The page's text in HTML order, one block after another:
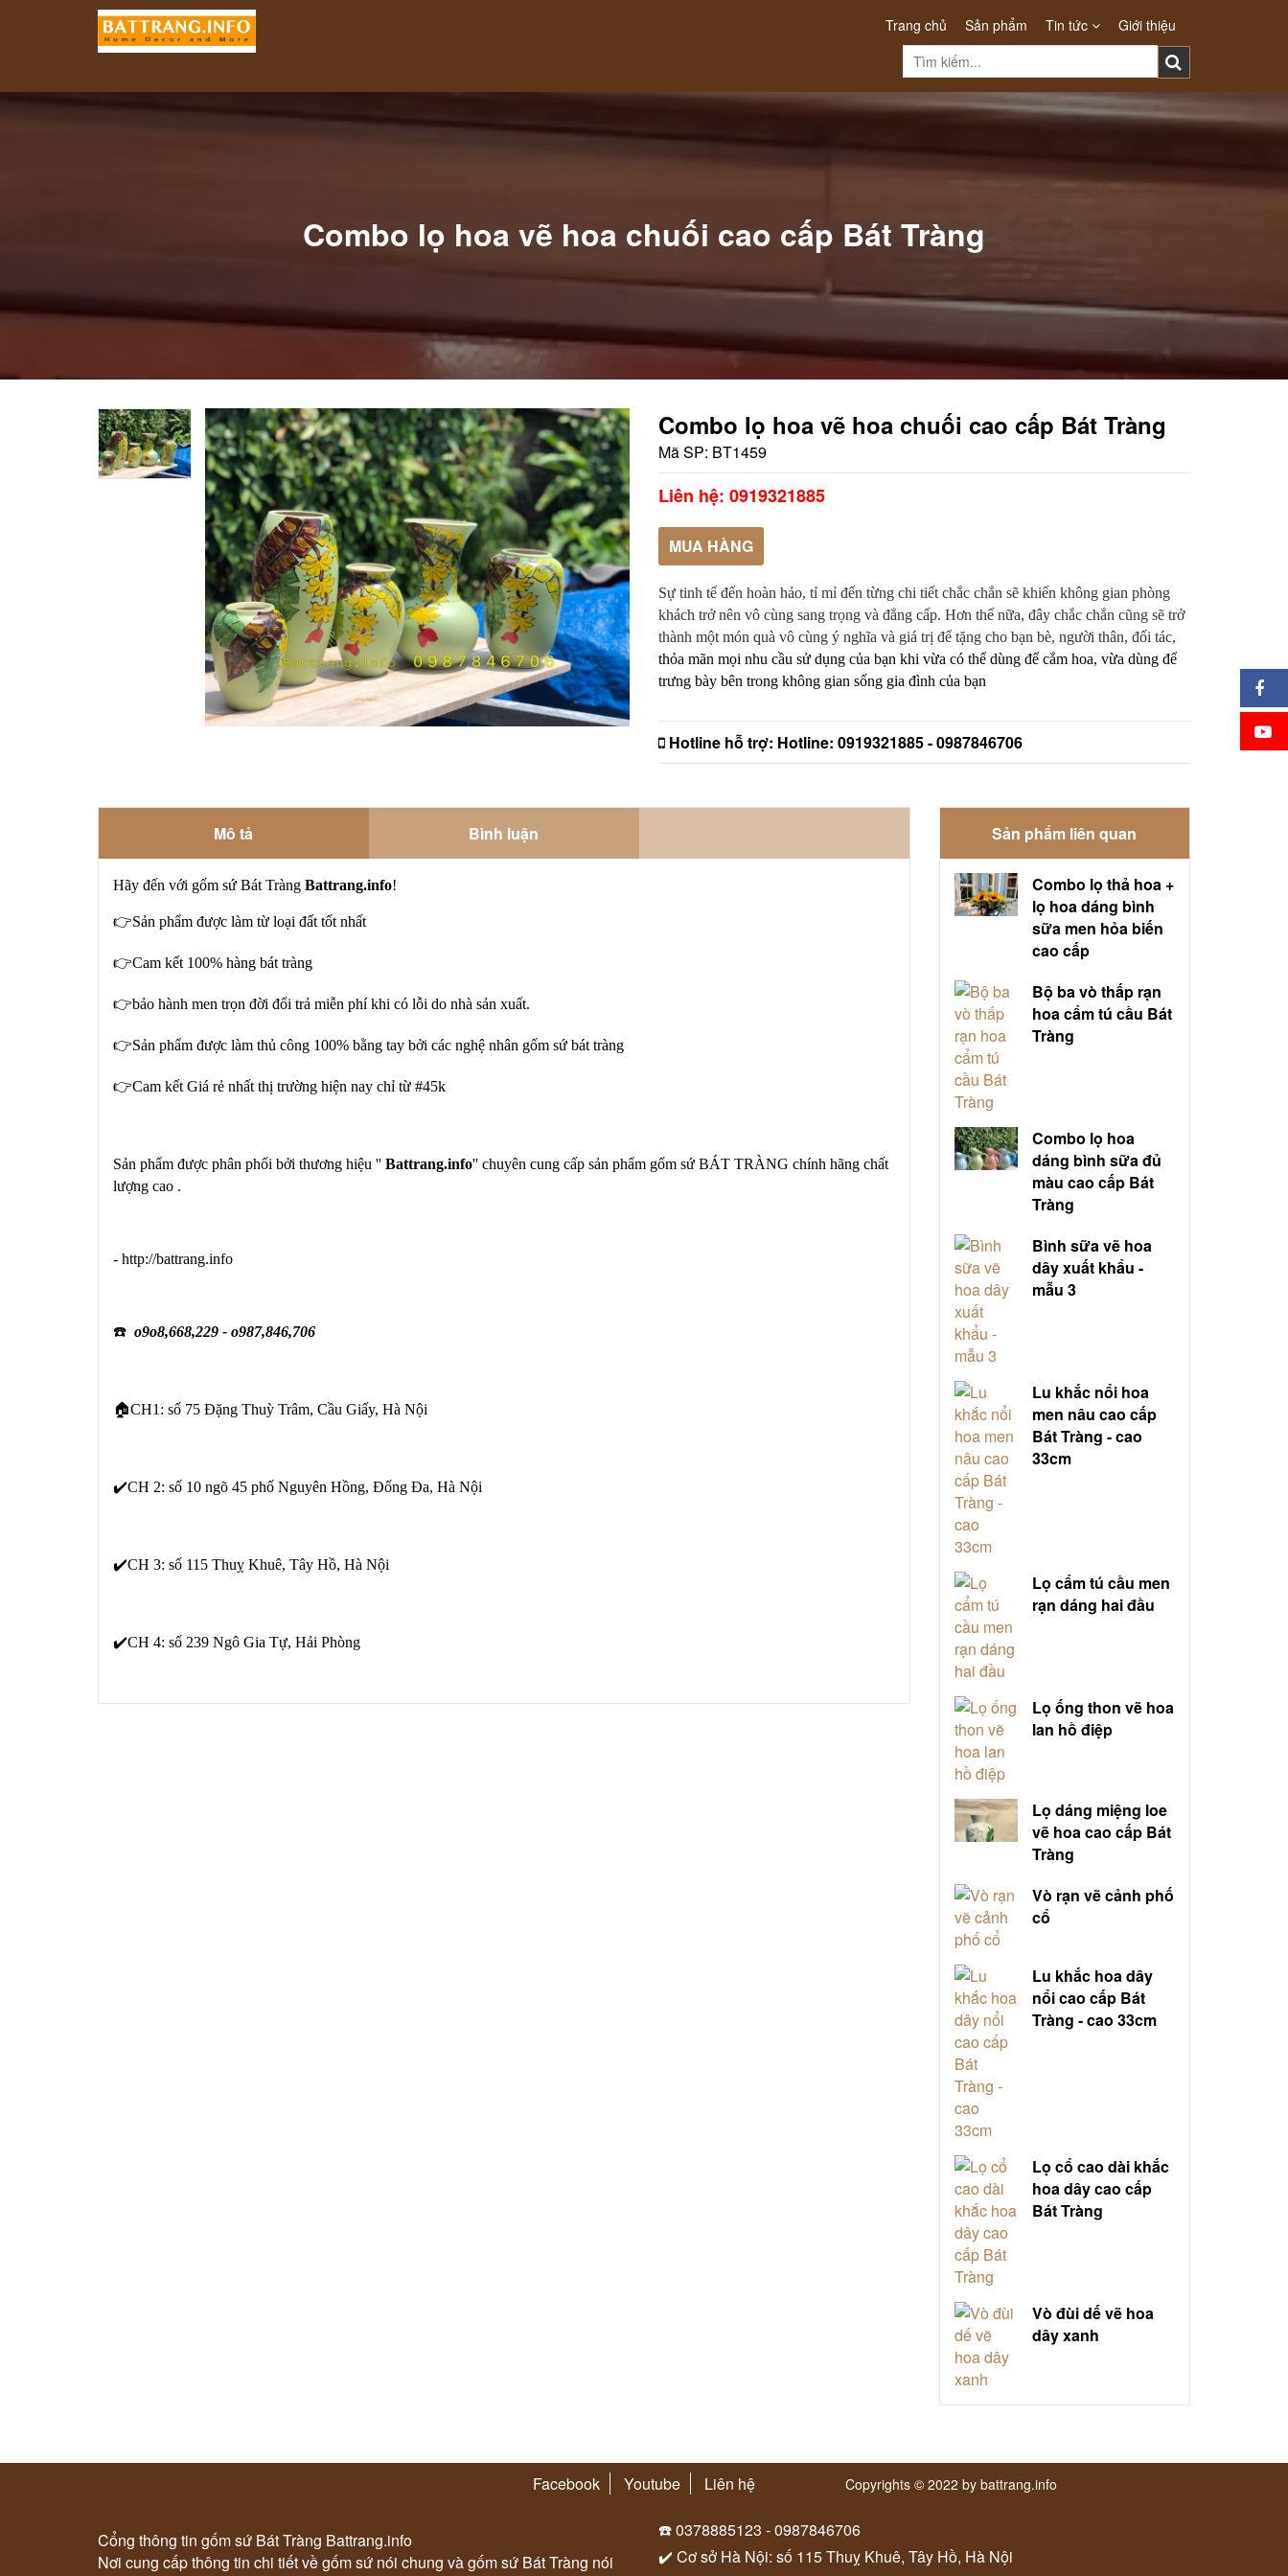
Trang chủ Sản phẩm Tin tức Giới thiệu
Combo lọ hoa vẽ hoa chuối cao cấp Bát Tràng
Combo lọ hoa vẽ hoa chuối cao cấp Bát Tràng
Mã SP: BT1459
Liên hệ: 0919321885
MUA HÀNG
Sự tinh tế đến hoàn hảo, tỉ mỉ đến từng chi tiết chắc chắn sẽ khiến không gian phòng
khách trở nên vô cùng sang trọng và đẳng cấp. Hơn thế nữa, đây chắc chắn cũng sẽ trở
thành một món quà vô cùng ý nghĩa và giá trị để tặng cho bạn bè, người thân, đối tác,
thỏa mãn mọi nhu cầu sử dụng của bạn khi vừa có thể dùng để cắm hoa, vừa dùng để
trưng bày bên trong không gian sống gia đình của bạn
Hotline hỗ trợ: Hotline: 0919321885 - 0987846706
Mô tả Bình luận
Hãy đến với gốm sứ Bát Tràng Battrang.info!
👉Sản phẩm được làm từ loại đất tốt nhất
👉Cam kết 100% hàng bát tràng
👉bảo hành men trọn đời đổi trả miễn phí khi có lỗi do nhà sản xuất.
👉Sản phẩm được làm thủ công 100% bằng tay bởi các nghệ nhân gốm sứ bát tràng
👉Cam kết Giá rẻ nhất thị trường hiện nay chỉ từ #45k
Sản phẩm được phân phối bởi thương hiệu '' Battrang.info'' chuyên cung cấp sản phẩm gốm sứ BÁT TRÀNG chính hãng chất
lượng cao .
- http://battrang.info
☎️ o9o8,668,229 - o987,846,706
🏠CH1: số 75 Đặng Thuỳ Trâm, Cầu Giấy, Hà Nội
✔️CH 2: số 10 ngõ 45 phố Nguyên Hồng, Đống Đa, Hà Nội
✔️CH 3: số 115 Thuỵ Khuê, Tây Hồ, Hà Nội
✔️CH 4: số 239 Ngô Gia Tự, Hải Phòng
Sản phẩm liên quan
Combo lọ thả hoa +
lọ hoa dáng bình
sữa men hỏa biến
cao cấp
Bộ ba vò thấp rạn
hoa cẩm tú cầu Bát
Tràng
Combo lọ hoa
dáng bình sữa đủ
màu cao cấp Bát
Tràng
Bình sữa vẽ hoa
dây xuất khẩu -
mẫu 3
Lu khắc nổi hoa
men nâu cao cấp
Bát Tràng - cao
33cm
Lọ cẩm tú cầu men
rạn dáng hai đầu
Lọ ống thon vẽ hoa
lan hồ điệp
Lọ dáng miệng loe
vẽ hoa cao cấp Bát
Tràng
Vò rạn vẽ cảnh phố
cổ
Lu khắc hoa dây
nổi cao cấp Bát
Tràng - cao 33cm
Lọ cổ cao dài khắc
hoa dây cao cấp
Bát Tràng
Vò đùi dế vẽ hoa
dây xanh
Facebook Youtube Liên hệ Copyrights © 2022 by battrang.info
Cổng thông tin gốm sứ Bát Tràng Battrang.info
Nơi cung cấp thông tin chi tiết về gốm sứ nói chung và gốm sứ Bát Tràng nói
☎️ 0378885123 - 0987846706
✔️ Cơ sở Hà Nội: số 115 Thuỵ Khuê, Tây Hồ, Hà Nội